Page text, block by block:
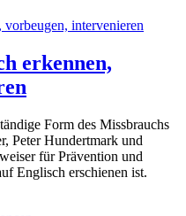
erkennen,
Form des Missbrauchs
Peter Hundertmark und
für Prävention und
Englisch erschienen ist.